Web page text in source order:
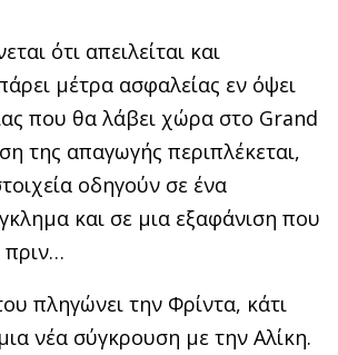
ότι απειλείται και
μέτρα ασφαλείας εν όψει
που θα λάβει χώρα στο Grand
της απαγωγής περιπλέκεται,
οδηγούν σε ένα
και σε μια εξαφάνιση που
πριν…
πληγώνει την Φρίντα, κάτι
νέα σύγκρουση με την Αλίκη.